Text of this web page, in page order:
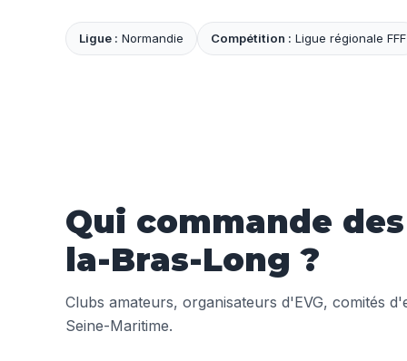
Ligue : Normandie Compétition : Ligue régionale FFF
Qui commande
la-Bras-Long ?
Clubs amateurs, organisateurs d'EVG, comités
Seine-Maritime.